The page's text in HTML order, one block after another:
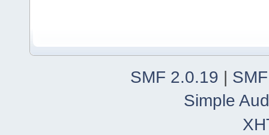
SMF 2.0.19
Simple